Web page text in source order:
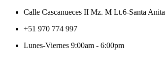
Calle Cascanueces II Mz. M Lt.6-Santa Anita
+51 970 774 997
Lunes-Viernes 9:00am - 6:00pm